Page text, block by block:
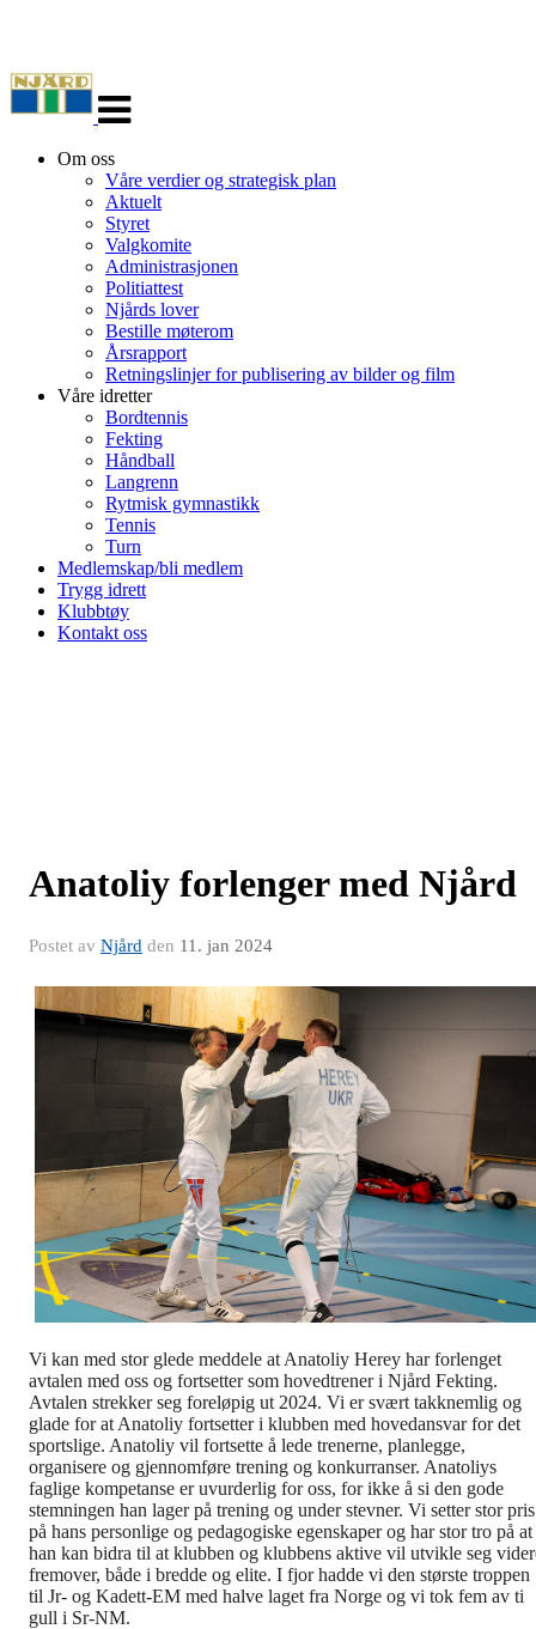
navigasjon
Om oss
Våre verdier og strategisk plan
Aktuelt
Styret
Valgkomite
Administrasjonen
Politiattest
Njårds lover
Bestille møterom
Årsrapport
Retningslinjer for publisering av bilder og film
Våre idretter
Bordtennis
Fekting
Håndball
Langrenn
Rytmisk gymnastikk
Tennis
Turn
Medlemskap/bli medlem
Trygg idrett
Klubbtøy
Kontakt oss
Anatoliy forlenger med Njård
Postet av Njård den 11. jan 2024
Vi kan med stor glede meddele at Anatoliy Herey har forlenget
avtalen med oss og fortsetter som hovedtrener i Njård Fekting.
Avtalen strekker seg foreløpig ut 2024. Vi er svært takknemlig og
glade for at Anatoliy fortsetter i klubben med hovedansvar for det
sportslige. Anatoliy vil fortsette å lede trenerne, planlegge,
organisere og gjennomføre trening og konkurranser. Anatoliys
faglige kompetanse er uvurderlig for oss, for ikke å si den gode
stemningen han lager på trening og under stevner. Vi setter stor pris
på hans personlige og pedagogiske egenskaper og har stor tro på at
han kan bidra til at klubben og klubbens aktive vil utvikle seg
fremover, både i bredde og elite. I fjor hadde vi den største troppen
til Jr- og Kadett-EM med halve laget fra Norge og vi tok fem av ti
gull i Sr-NM.